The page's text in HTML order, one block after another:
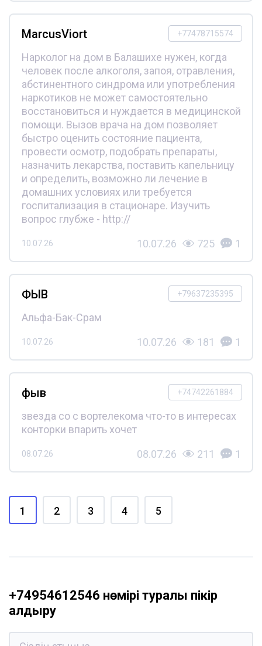
+77478715574
MarcusViort
Нарколог на дом в Балашихе нужен, когда
человек после алкоголя, запоя, отравления,
абстинентного синдрома или употребления
наркотиков не может самостоятельно
восстановиться и нуждается в медицинской
помощи. Вызов врача на дом позволяет
быстро оценить состояние пациента,
провести осмотр, подобрать препараты,
назначить лекарства, поставить капельницу
и определить, возможно ли лечение в
домашних условиях или требуется
госпитализация в стационаре. Изучить
вопрос глубже - http://
10.07.26 10.07.26 725 1
+79637235395
ФЫВ
Альфа-Бак-Срам
10.07.26 10.07.26 181 1
+74742261884
фыв
звезда со с вортелекома что-то в интересах
конторки впарить хочет
08.07.26 08.07.26 211 1
1 2 3 4 5
+74954612546 нөмірі туралы пікір
қалдыру